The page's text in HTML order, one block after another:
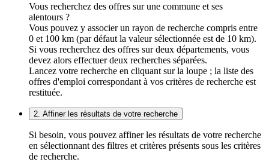
Vous recherchez des offres sur une commune et ses
alentours ?
Vous pouvez y associer un rayon de recherche compris entre
0 et 100 km (par défaut la valeur sélectionnée est de 10 km).
Si vous recherchez des offres sur deux départements, vous
devez alors effectuer deux recherches séparées.
Lancez votre recherche en cliquant sur la loupe ; la liste des
offres d'emploi correspondant à vos critères de recherche est
restituée.
2. Affiner les résultats de votre recherche
Si besoin, vous pouvez affiner les résultats de votre recherche
en sélectionnant des filtres et critères présents sous les critères
de recherche.